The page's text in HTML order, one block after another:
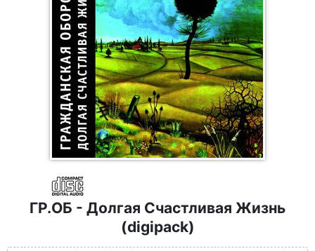
ГР.ОБ - Долгая Счастливая Жизнь
(digipack)